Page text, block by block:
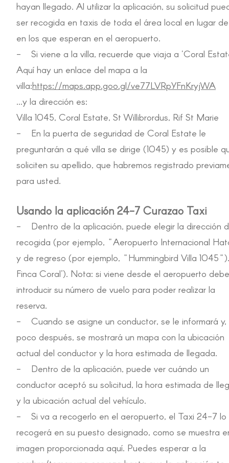
hayan llegado. Al utilizar la aplicación, su solicitud
ser recogida en taxis de toda el área local en lugar
en los que esperan en el aeropuerto.
- Si viene a la villa, recuerde que viaja a 'Coral
Aquí hay un enlace del mapa a la
villa:https://maps.app.goo.gl/ve77LVRpYFnKryjWA
...y la dirección es:
Villa 1045, Coral Estate, St Willibrordus, Rif St Marie
- En la puerta de seguridad de Coral Estate le
preguntarán a qué villa se dirige (1045) y es posible
soliciten su apellido, que habremos registrado
para usted.
Usando la aplicación 24-7 Curazao Taxi
- Dentro de la aplicación, puede elegir la dirección
recogida (por ejemplo, "Aeropuerto Internacional
y de regreso (por ejemplo, "Hummingbird Villa 1045").
Finca Coral’). Nota: si viene desde el aeropuerto
introducir su número de vuelo para poder realizar la
reserva.
- Cuando se asigne un conductor, se le informará y,
poco después, se mostrará un mapa con la ubicación
actual del conductor y la hora estimada de llegada.
- Dentro de la aplicación, puede ver cuándo un
conductor aceptó su solicitud, la hora estimada de
y la ubicación actual del vehículo.
- Si va a recogerlo en el aeropuerto, el Taxi 24-7 lo
recogerá en su puesto designado, como se muestra
imagen proporcionada aquí. Puedes esperar a la